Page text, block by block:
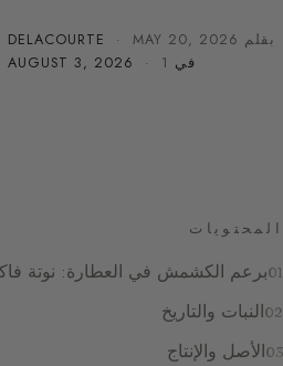
بقلم DELACOURTE ·MAY 20, 2026
في
AUGUST 3, 2026 · 1 دقيقة قراءة
المحتويات
برعم الكشمش في العطارة: نوتة
النبات والتاريخ
الأصل والإنتاج